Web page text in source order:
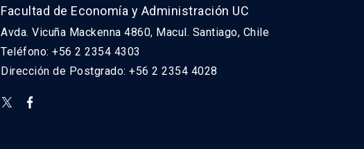
Facultad de Economía y Administración UC
Avda. Vicuña Mackenna 4860, Macul. Santiago, Chile
Teléfono: +56 2 2354 4303
Dirección de Postgrado: +56 2 2354 4028